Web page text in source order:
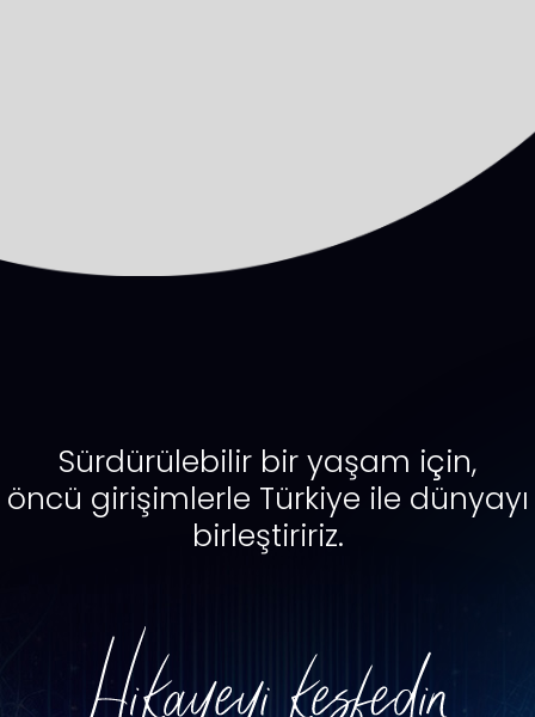
Sürdürülebilir bir yaşam için,
öncü girişimlerle Türkiye ile dünyayı
birleştiririz.